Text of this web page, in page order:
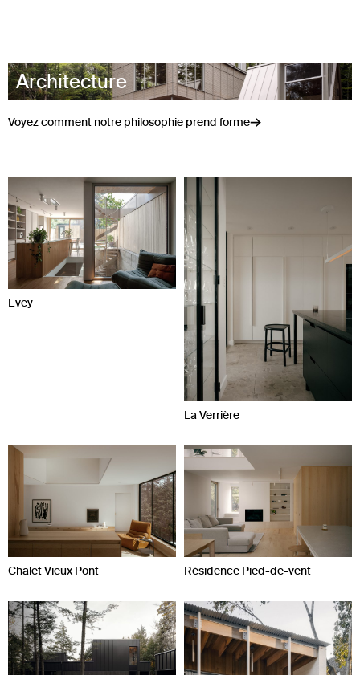
Architecture
Voyez comment notre philosophie prend forme
Evey
La Verrière
Chalet Vieux Pont Résidence Pied-de-vent